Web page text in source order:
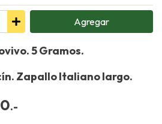
Agregar
5 Gramos.
Zapallo Italiano largo.
.-